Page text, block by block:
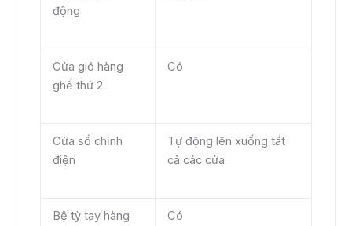
động
Cửa gió hàng
ghế thứ 2
Có
Cửa sổ chỉnh
điện
Tự động lên xuống tất
cả các cửa
Bệ tỳ tay hàng
Có